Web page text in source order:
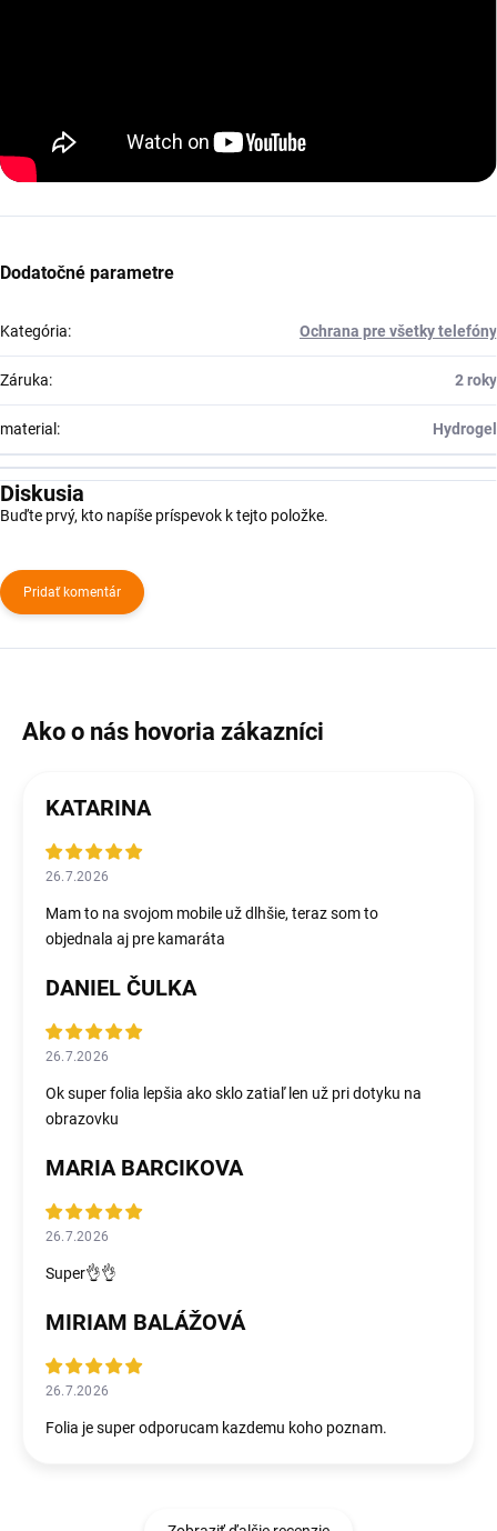
Dodatočné parametre
Kategória: Ochrana pre všetky telefóny
Záruka: 2 roky
material: Hydrogel
Diskusia
Buďte prvý, kto napíše príspevok k tejto položke.
Pridať komentár
KATARINA
26.7.2026
Mam to na svojom mobile už dlhšie, teraz som to
objednala aj pre kamaráta
DANIEL ČULKA
26.7.2026
Ok super folia lepšia ako sklo zatiaľ len už pri dotyku na
obrazovku
MARIA BARCIKOVA
26.7.2026
Super👌👌
MIRIAM BALÁŽOVÁ
26.7.2026
Folia je super odporucam kazdemu koho poznam.